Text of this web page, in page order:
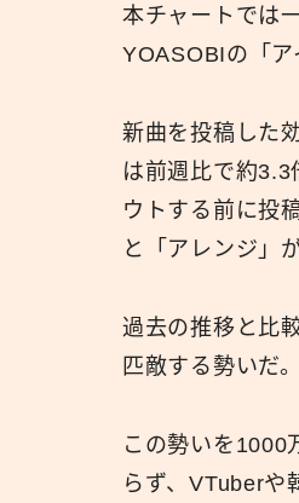
本チャートでは
YOASOBIの「
新曲を投稿した
は前週比で約
ウトする前に投
と「アレンジ」
過去の推移と比
匹敵する勢いだ
この勢いを1000
らず、VTuberや